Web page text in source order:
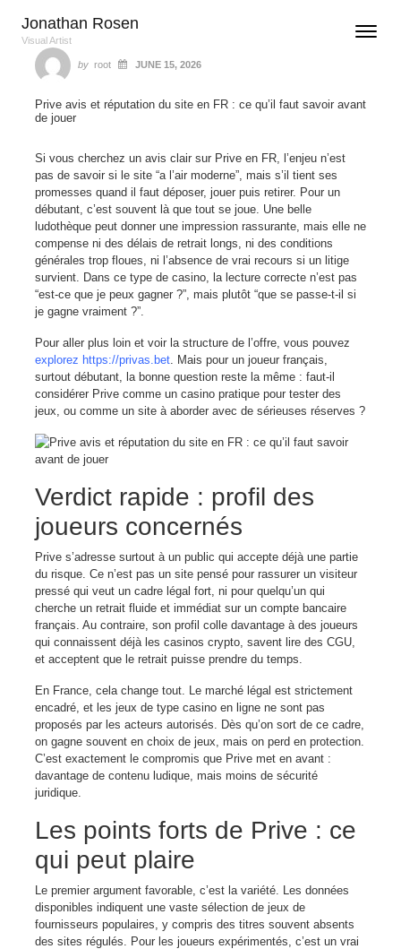
Jonathan Rosen
Visual Artist Toggle
Menu
by root
JUNE 15, 2026
Prive avis et réputation du site en FR : ce qu’il faut savoir avant
de jouer
Si vous cherchez un avis clair sur Prive en FR, l’enjeu n’est
pas de savoir si le site “a l’air moderne”, mais s’il tient ses
promesses quand il faut déposer, jouer puis retirer. Pour un
débutant, c’est souvent là que tout se joue. Une belle
ludothèque peut donner une impression rassurante, mais elle ne
compense ni des délais de retrait longs, ni des conditions
générales trop floues, ni l’absence de vrai recours si un litige
survient. Dans ce type de casino, la lecture correcte n’est pas
“est-ce que je peux gagner ?”, mais plutôt “que se passe-t-il si
je gagne vraiment ?”.
Pour aller plus loin et voir la structure de l’offre, vous pouvez
explorez https://privas.bet. Mais pour un joueur français,
surtout débutant, la bonne question reste la même : faut-il
considérer Prive comme un casino pratique pour tester des
jeux, ou comme un site à aborder avec de sérieuses réserves ?
Verdict rapide : profil des
joueurs concernés
Prive s’adresse surtout à un public qui accepte déjà une partie
du risque. Ce n’est pas un site pensé pour rassurer un visiteur
pressé qui veut un cadre légal fort, ni pour quelqu’un qui
cherche un retrait fluide et immédiat sur un compte bancaire
français. Au contraire, son profil colle davantage à des joueurs
qui connaissent déjà les casinos crypto, savent lire des CGU,
et acceptent que le retrait puisse prendre du temps.
En France, cela change tout. Le marché légal est strictement
encadré, et les jeux de type casino en ligne ne sont pas
proposés par les acteurs autorisés. Dès qu’on sort de ce cadre,
on gagne souvent en choix de jeux, mais on perd en protection.
C’est exactement le compromis que Prive met en avant :
davantage de contenu ludique, mais moins de sécurité
juridique.
Les points forts de Prive : ce
qui peut plaire
Le premier argument favorable, c’est la variété. Les données
disponibles indiquent une vaste sélection de jeux de
fournisseurs populaires, y compris des titres souvent absents
des sites régulés. Pour les joueurs expérimentés, c’est un vrai